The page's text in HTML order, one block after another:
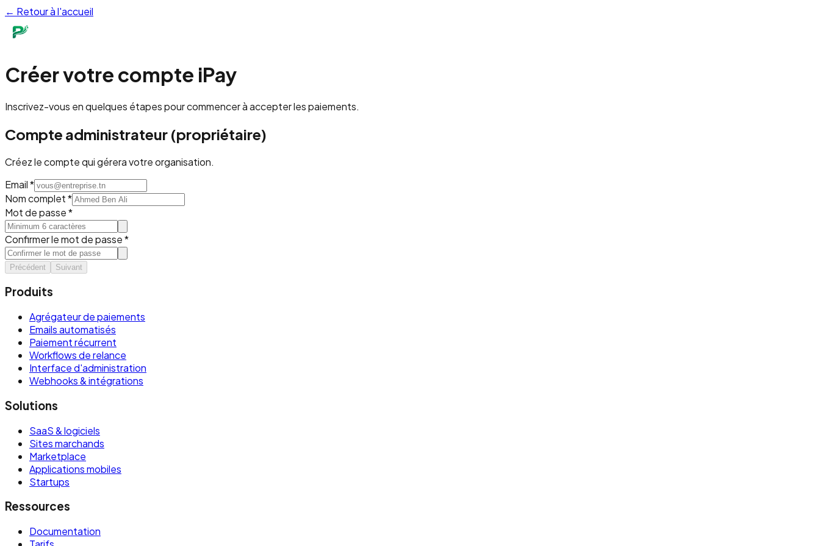
← Retour à l'accueil
Créer votre compte iPay
Inscrivez-vous en quelques étapes pour commencer à accepter les paiements.
Compte administrateur (propriétaire)
Créez le compte qui gérera votre organisation.
Email *
Nom complet *
Mot de passe *
Confirmer le mot de passe *
Précédent Suivant
Produits
Agrégateur de paiements
Emails automatisés
Paiement récurrent
Workflows de relance
Interface d'administration
Webhooks & intégrations
Solutions
SaaS & logiciels
Sites marchands
Marketplace
Applications mobiles
Startups
Ressources
Documentation